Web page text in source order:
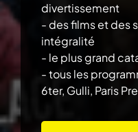
divertissement
- des films et des
intégralité
- le plus grand
- tous les
6ter, Gulli, Paris